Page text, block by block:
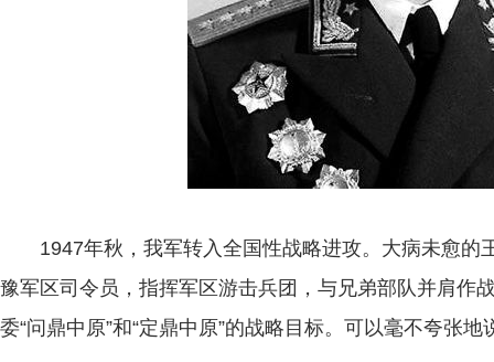
1947年秋，我军转入全国性战略进攻。大病未愈的
豫军区司令员，指挥军区游击兵团，与兄弟部队并肩作
委“问鼎中原”和“定鼎中原”的战略目标。可以毫不夸张